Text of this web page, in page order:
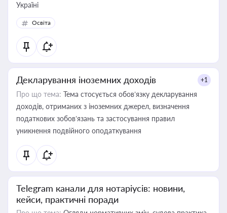
Україні
Освіта
Декларування іноземних доходів +1
Про що тема: Тема стосується обов’язку декларування
доходів, отриманих з іноземних джерел, визначення
податкових зобов’язань та застосування правил
уникнення подвійного оподаткування
Telegram канали для нотаріусів: новини,
кейси, практичні поради